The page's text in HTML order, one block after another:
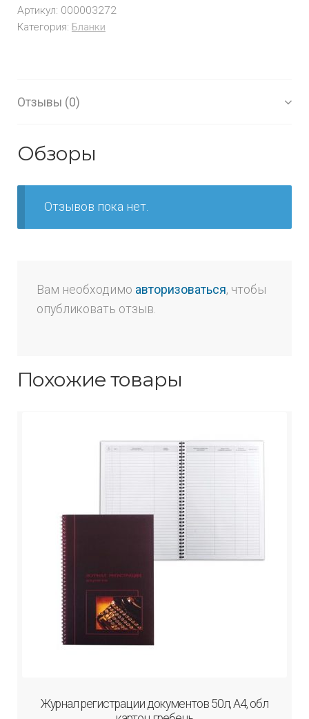
Артикул: 000003272
Категория: Бланки
Отзывы (0)
Обзоры
Отзывов пока нет.
Вам необходимо авторизоваться, чтобы
опубликовать отзыв.
Похожие товары
Журнал регистрации документов 50л, А4, обл